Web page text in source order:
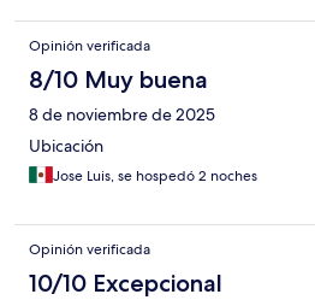
Opinión verificada
8/10 Muy buena
8 de noviembre de 2025
Ubicación
Jose Luis, se hospedó 2 noches
Opinión verificada
10/10 Excepcional